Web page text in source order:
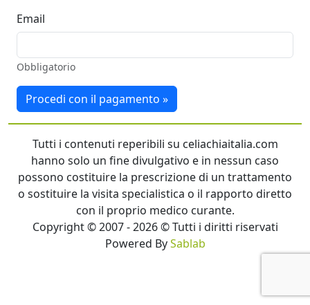
Email
Obbligatorio
Procedi con il pagamento »
Tutti i contenuti reperibili su celiachiaitalia.com
hanno solo un fine divulgativo e in nessun caso
possono costituire la prescrizione di un trattamento
o sostituire la visita specialistica o il rapporto diretto
con il proprio medico curante.
Copyright © 2007 - 2026 © Tutti i diritti riservati
Powered BySablab